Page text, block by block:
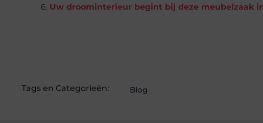
Uw droominterieur begint bij deze meubelzaak
Tags en Categorieën: Blog